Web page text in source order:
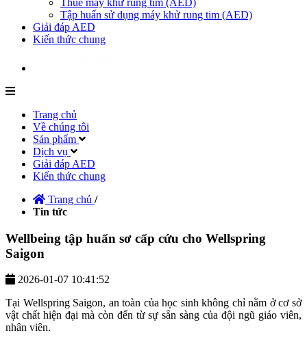
Thuê máy khử rung tim (AED)
Tập huấn sử dụng máy khử rung tim (AED)
Giải đáp AED
Kiến thức chung
Trang chủ
Về chúng tôi
Sản phẩm
Dịch vụ
Giải đáp AED
Kiến thức chung
Trang chủ /
Tin tức
Wellbeing tập huấn sơ cấp cứu cho Wellspring
Saigon
2026-01-07 10:41:52
Tại Wellspring Saigon, an toàn của học sinh không chỉ nằm ở cơ sở
vật chất hiện đại mà còn đến từ sự sẵn sàng của đội ngũ giáo viên,
nhân viên.